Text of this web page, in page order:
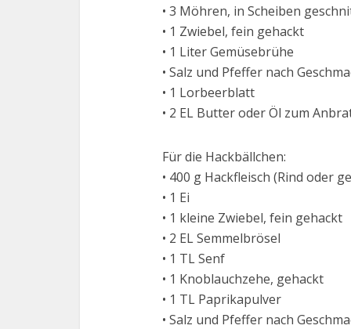
• 3 Möhren, in Scheiben
• 1 Zwiebel, fein gehackt
• 1 Liter Gemüsebrühe
• Salz und Pfeffer nach
• 1 Lorbeerblatt
• 2 EL Butter oder Öl zum
Für die Hackbällchen:
• 400 g Hackfleisch (Rind oder
• 1 Ei
• 1 kleine Zwiebel, fein gehackt
• 2 EL Semmelbrösel
• 1 TL Senf
• 1 Knoblauchzehe, gehackt
• 1 TL Paprikapulver
• Salz und Pfeffer nach